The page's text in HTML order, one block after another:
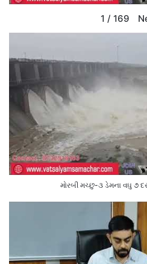
1 / 169
મોરબી મચ્છુ-૩ ડેમના વઘુ ૭